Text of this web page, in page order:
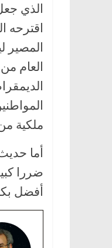
الذي
اقترحه
المصير
العام
ملكية
أما
ضررا
أفضل